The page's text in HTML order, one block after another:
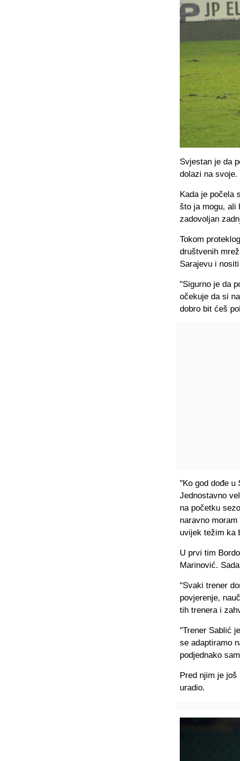
Svjestan je da
dolazi na svoje.
Kada je počela
što ja mogu, ali
zadovoljan
Tokom
društvenih
Sarajevu i
"Sigurno je da
očekuje da si
dobro bit ćeš
"Ko god dođe u
Jednostavno
na početku
naravno
uvijek težim ka
U prvi tim
Marinović.
"Svaki trener
povjerenje,
tih trenera i
"Trener Sablić
se adaptiramo
podjednako
Pred njim je
uradio.